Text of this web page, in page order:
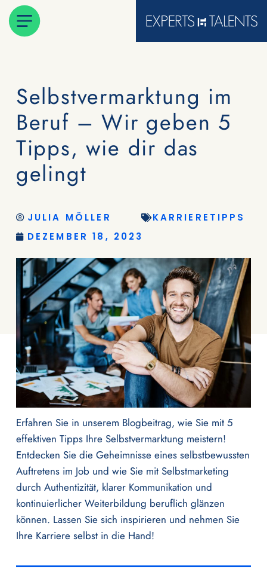
Selbstvermarktung im
Beruf – Wir geben 5
Tipps, wie dir das
gelingt
JULIA MÖLLER
KARRIERETIPPS
DEZEMBER 18, 2023
Erfahren Sie in unserem Blogbeitrag, wie Sie mit 5
effektiven Tipps Ihre Selbstvermarktung meistern!
Entdecken Sie die Geheimnisse eines selbstbewussten
Auftretens im Job und wie Sie mit Selbstmarketing
durch Authentizität, klarer Kommunikation und
kontinuierlicher Weiterbildung beruflich glänzen
können. Lassen Sie sich inspirieren und nehmen Sie
Ihre Karriere selbst in die Hand!